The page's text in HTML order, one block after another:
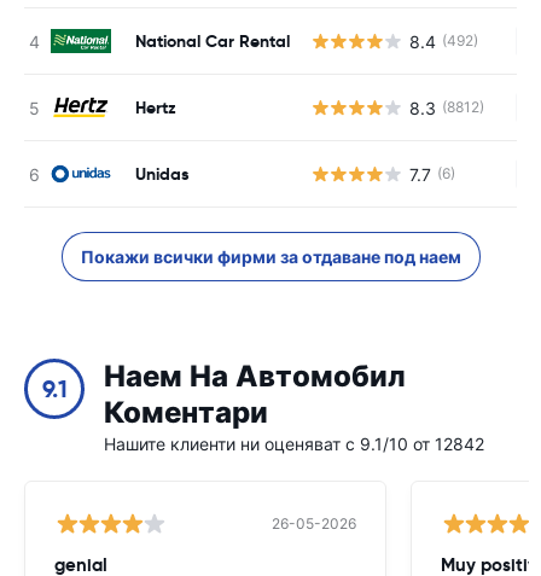
National Car Rental 8.4 (492)
Hertz 8.3 (8812)
Unidas 7.7 (6)
Покажи всички фирми за отдаване под наем
9.1
Наем На Автомобил
Коментари
Нашите клиенти ни оценяват с 9.1/10 от 12842
26-05-2026
genial Muy